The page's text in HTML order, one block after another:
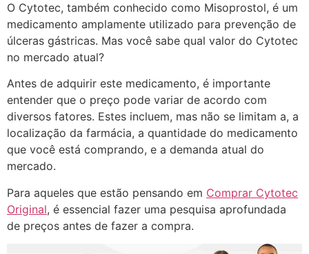
O Cytotec, também conhecido como Misoprostol, é um
medicamento amplamente utilizado para prevenção de
úlceras gástricas. Mas você sabe qual valor do Cytotec
no mercado atual?
Antes de adquirir este medicamento, é importante
entender que o preço pode variar de acordo com
diversos fatores. Estes incluem, mas não se limitam a, a
localização da farmácia, a quantidade do medicamento
que você está comprando, e a demanda atual do
mercado.
Para aqueles que estão pensando em Comprar Cytotec
Original, é essencial fazer uma pesquisa aprofundada
de preços antes de fazer a compra.